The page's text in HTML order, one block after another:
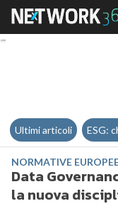
Ultimi articoli ESG:
NORMATIVE
Data
la nuova